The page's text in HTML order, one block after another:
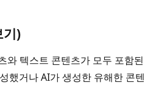
기)
와 텍스트 콘텐츠가 모두 포함된
했거나 AI가 생성한 유해한 콘텐